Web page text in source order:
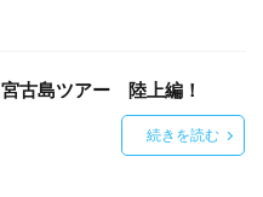
宮古島ツアー 陸上編！
続きを読む